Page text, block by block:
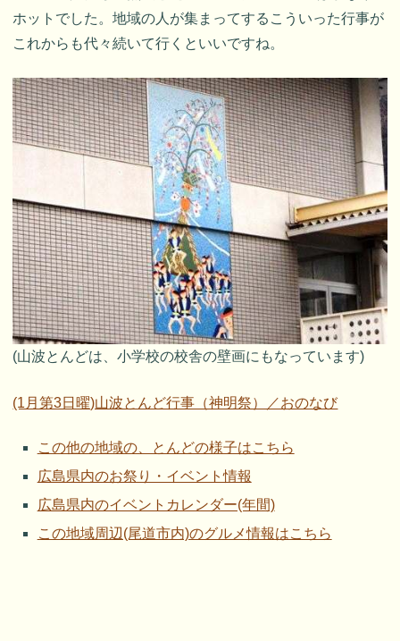
ホットでした。地域の人が集まってするこういった行事が
これからも代々続いて行くといいですね。
(山波とんどは、小学校の校舎の壁画にもなっています)
(1月第3日曜)山波とんど行事（神明祭）／おのなび
この他の地域の、とんどの様子はこちら
広島県内のお祭り・イベント情報
広島県内のイベントカレンダー(年間)
この地域周辺(尾道市内)のグルメ情報はこちら